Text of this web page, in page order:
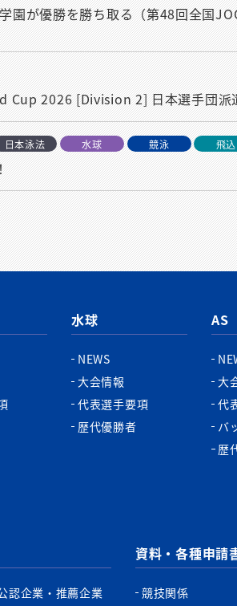
園が優勝を勝ち取る（第48回全国
Cup 2026 [Division 2] 日本選手団派
日本泳法 水球 競泳 飛込
水球
NEWS
大会情報
代表選手要項
歴代優勝者
AS
大
代
バ
歴
認企業・推薦企業
資料・各種申請
競技関係